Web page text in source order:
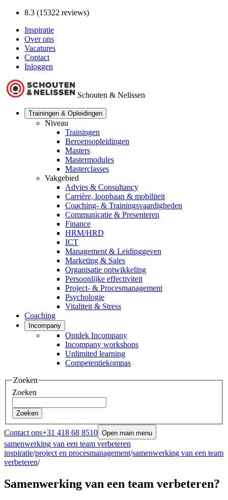
8.3 (15322 reviews)
Inspiratie
Over ons
Vacatures
Contact
Inloggen
Schouten & Nelissen
Trainingen & Opleidingen
Niveau
Trainingen
Beroepsopleidingen
Masters
Mastermodules
Masterclasses
Vakgebied
Advies & Consultancy
Carrière, loopbaan & mobiliteit
Coaching- & Trainingsvaardigheden
Communicatie & Presenteren
Finance
HRM/HRD
ICT
Management & Leidinggeven
Marketing & Sales
Organisatie ontwikkeling
Persoonlijke effectiviteit
Project- & Procesmanagement
Psychologie
Vitaliteit & Stress
Coaching
Incompany
Ontdek Incompany
Incompany workshops
Unlimited learning
Competentiekompas
Zoeken
Zoeken
Zoeken
Contact ons+31 418 68 8510 Open main menu
samenwerking van een team verbeteren
inspiratie/project en procesmanagement/samenwerking van een team
verbeteren/
Samenwerking van een team verbeteren?